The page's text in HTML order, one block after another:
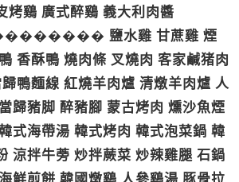
烤鷄 廣式醉鷄 義大利肉醬
鹽水雞 甘蔗雞 煙
香酥鴨 燒肉條 叉燒肉 客家鹹猪肉
鴨麵線 紅燒羊肉爐 清燉羊肉爐 人
歸豬脚 醉豬腳 蒙古烤肉 燻沙魚煙
式海帶湯 韓式烤肉 韓式泡菜鍋 韓
涼拌牛蒡 炒拌蕨菜 炒辣雞腿 石鍋
鮮煎餅 韓國燉鷄 人參鷄湯 豚骨拉